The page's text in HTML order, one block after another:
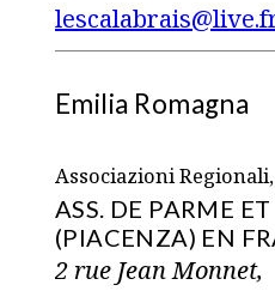
Emilia Romagna
Associazioni
ASS. DE PARME
(PIACENZA) EN
2 rue Jean Monnet,